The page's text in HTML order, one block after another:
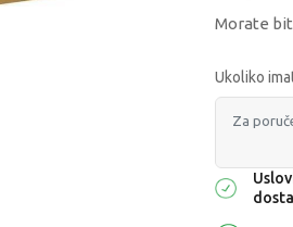
Morate
Ukoliko